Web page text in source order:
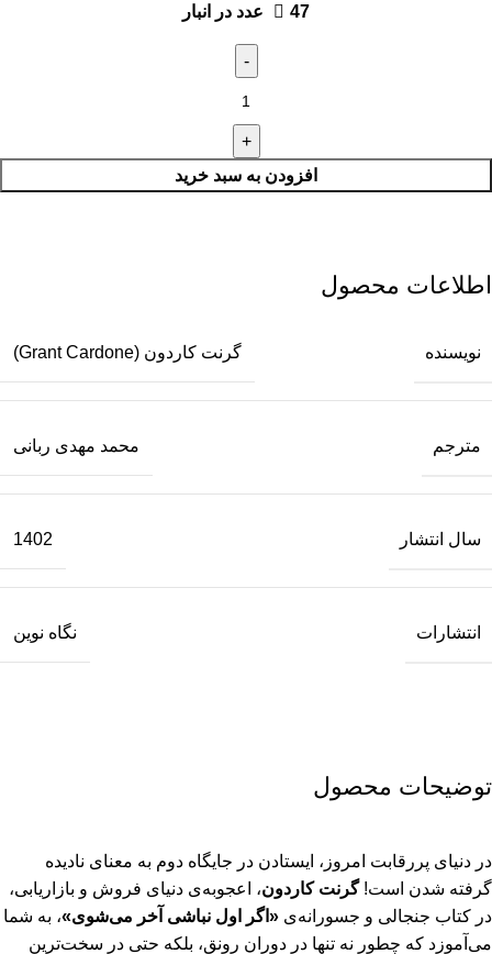
47 عدد در انبار
افزودن به سبد خرید
توضیحات محصول
در دنیای پررقابت امروز، ایستادن در جایگاه دوم به معنای نادیده
گرفته شدن است!گرنت کاردون، اعجوبه‌ی دنیای فروش و بازاریابی،
در کتاب جنجالی و جسورانه‌ی «اگر اول نباشی آخر می‌شوی»، به شما
می‌آموزد که چطور نه تنها در دوران رونق، بلکه حتی در سخت‌ترین
اطلاعات محصول
نویسنده گرنت کاردون (Grant Cardone)
مترجم محمد مهدی ربانی
سال انتشار 1402
انتشارات نگاه نوین